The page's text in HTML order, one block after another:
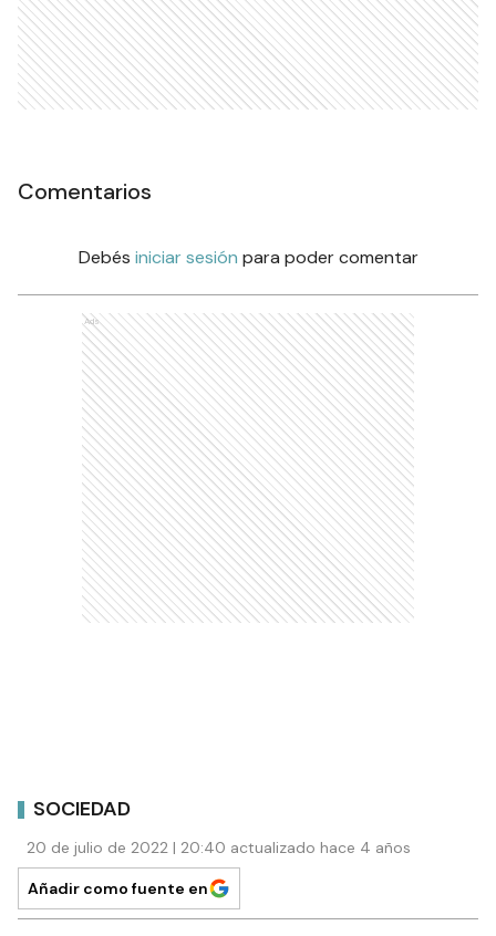
Comentarios
Debés iniciar sesión para poder comentar
Ads
SOCIEDAD
20 de julio de 2022 | 20:40 actualizado hace 4 años
Añadir como fuente en